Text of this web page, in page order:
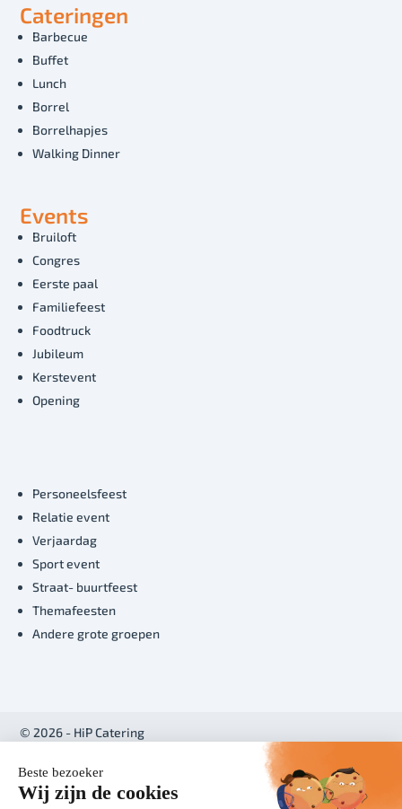
Cateringen
Barbecue
Buffet
Lunch
Borrel
Borrelhapjes
Walking Dinner
Events
Bruiloft
Congres
Eerste paal
Familiefeest
Foodtruck
Jubileum
Kerstevent
Opening
Personeelsfeest
Relatie event
Verjaardag
Sport event
Straat- buurtfeest
Themafeesten
Andere grote groepen
© 2026 - HiP Catering